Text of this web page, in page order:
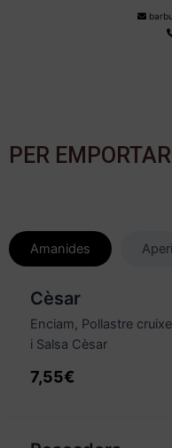
PER EMPORTAR
Amanides
Cèsar
Enciam, Pollastre
i Salsa Cèsar
7,55€